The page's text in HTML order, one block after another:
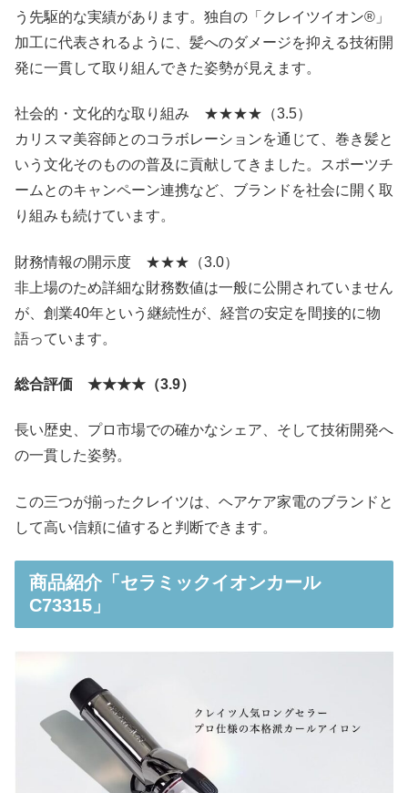
う先駆的な実績があります。独自の「クレイツイオン®」
加工に代表されるように、髪へのダメージを抑える技術開
発に一貫して取り組んできた姿勢が見えます。
社会的・文化的な取り組み ★★★★（3.5）
カリスマ美容師とのコラボレーションを通じて、巻き髪と
いう文化そのものの普及に貢献してきました。スポーツチ
ームとのキャンペーン連携など、ブランドを社会に開く取
り組みも続けています。
財務情報の開示度 ★★★（3.0）
非上場のため詳細な財務数値は一般に公開されていません
が、創業40年という継続性が、経営の安定を間接的に物
語っています。
総合評価 ★★★★（3.9）
長い歴史、プロ市場での確かなシェア、そして技術開発へ
の一貫した姿勢。
この三つが揃ったクレイツは、ヘアケア家電のブランドと
して高い信頼に値すると判断できます。
商品紹介「セラミックイオンカール
C73315」